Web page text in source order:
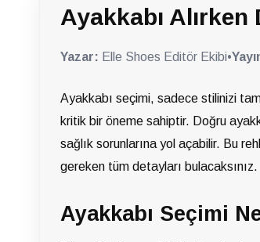
Ayakkabı
Yazar: Elle Shoes Editör Ekibi•
Ayakkabı seçimi, sadece stilinizi
kritik bir öneme sahiptir. Doğru
sağlık sorunlarına yol açabilir. Bu
gereken tüm detayları bulacaksınız.
Ayakkabı Seçimi